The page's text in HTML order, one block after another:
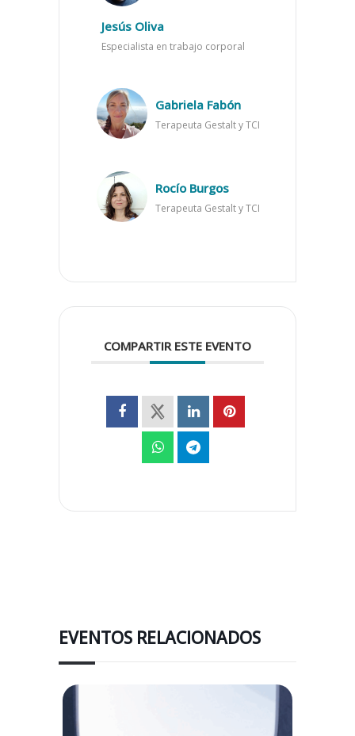
Jesús Oliva
Especialista en trabajo corporal
Gabriela Fabón
Terapeuta Gestalt y TCI
Rocío Burgos
Terapeuta Gestalt y TCI
COMPARTIR ESTE EVENTO
EVENTOS RELACIONADOS